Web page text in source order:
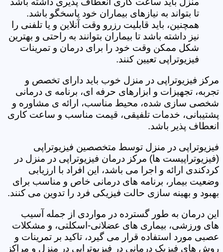
تا بتواند به نیازهای بیماران خود پاسخگو باشد.
همچنین، باید قابلیت رزرو وقت آنلاین و یا تلفنی را
نیز داشته باشد تا بیماران بتوانند به راحتی و بهترین
شکل ممکن وقت خود را برای درمان و تمرینات
فیزیوتراپی تعیین کنند.
مرکز فیزیوتراپی در منزل خوب باید دارای تخصص و
تجربه، تجهیزات و ابزارهای حرفه ای، برنامه ی درمانی
شخصی سازی شده، محیط مناسب، ارائه ی مشاوره و
پشتیبانی، خدمات تلفیقی، قیمت مناسب و ساعت کاری
انعطاف پذیر باشد.
فیزیوتراپی در منزل توسط متخصصین فیزیوتراپی
(فیزیوتراپیست ها) مرکز درمان فیزیوتراپی در منزل در
کردکندی ارائه و اجرا می باشد، این افراد با ارزیابی
وضعیت بیمار، برنامه های درمانی خاص و مناسب برای
بهبود و بهینه سازی حالت فیزیکی فرد را تدوین می کنند.
این درمان به طور گسترده در مواردی از جمله آسیب
های ورزشی، بیماری های عضلانی-اسکلتی، و مشکلات
عصبی مورد استفاده قرار می گیرد، تاکید بر تمرینات و
روش های فیزیک درمانی در فیزیوتراپی در منزل و مراکز